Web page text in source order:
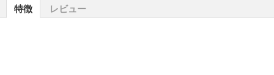
特徴 レビュー